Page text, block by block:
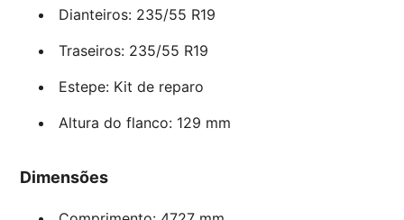
Dianteiros: 235/55 R19
Traseiros: 235/55 R19
Estepe: Kit de reparo
Altura do flanco: 129 mm
Dimensões